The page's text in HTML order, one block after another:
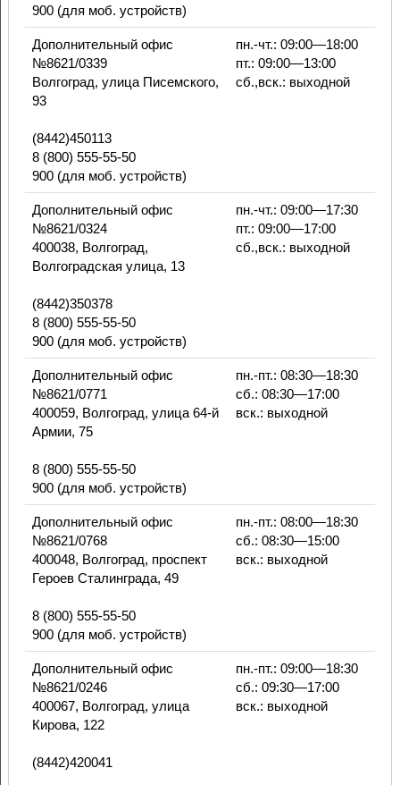
900 (для моб. устройств)
Дополнительный офис
№8621/0339
Волгоград, улица Писемского,
93
(8442)450113
8 (800) 555-55-50
900 (для моб. устройств)
пн.-чт.: 09:00—18:00
пт.: 09:00—13:00
сб.,вск.: выходной
Дополнительный офис
№8621/0324
400038, Волгоград,
Волгоградская улица, 13
(8442)350378
8 (800) 555-55-50
900 (для моб. устройств)
пн.-чт.: 09:00—17:30
пт.: 09:00—17:00
сб.,вск.: выходной
Дополнительный офис
№8621/0771
400059, Волгоград, улица 64-й
Армии, 75
8 (800) 555-55-50
900 (для моб. устройств)
пн.-пт.: 08:30—18:30
сб.: 08:30—17:00
вск.: выходной
Дополнительный офис
№8621/0768
400048, Волгоград, проспект
Героев Сталинграда, 49
8 (800) 555-55-50
900 (для моб. устройств)
пн.-пт.: 08:00—18:30
сб.: 08:30—15:00
вск.: выходной
Дополнительный офис
№8621/0246
400067, Волгоград, улица
Кирова, 122
(8442)420041
пн.-пт.: 09:00—18:30
сб.: 09:30—17:00
вск.: выходной